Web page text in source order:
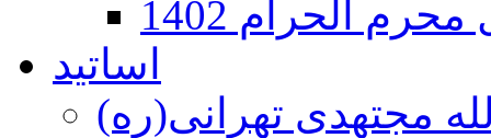
الحرام 1402
اساتید
مجتهدی تهرانی(ره)